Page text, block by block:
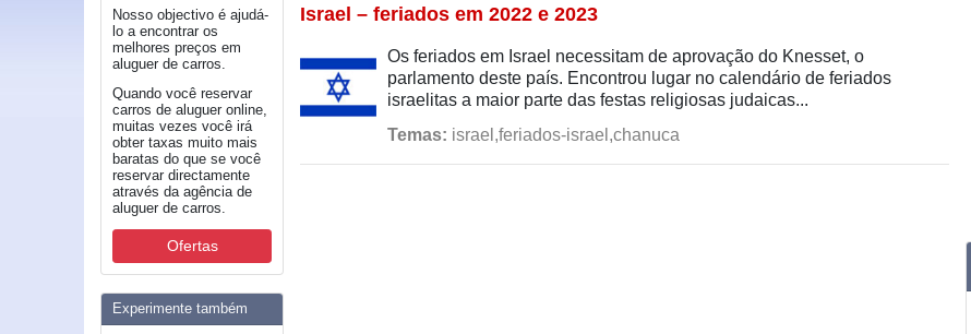
Nosso objectivo é ajudá-
lo a encontrar os
melhores preços em
aluguer de carros.
Quando você reservar
carros de aluguer online,
muitas vezes você irá
obter taxas muito mais
baratas do que se você
reservar directamente
através da agência de
aluguer de carros.
Ofertas
Experimente também
Israel – feriados em 2022 e 2023
Os feriados em Israel necessitam de aprovação do Knesset, o
parlamento deste país. Encontrou lugar no calendário de feriados
israelitas a maior parte das festas religiosas judaicas...
Temas: israel,feriados-israel,chanuca